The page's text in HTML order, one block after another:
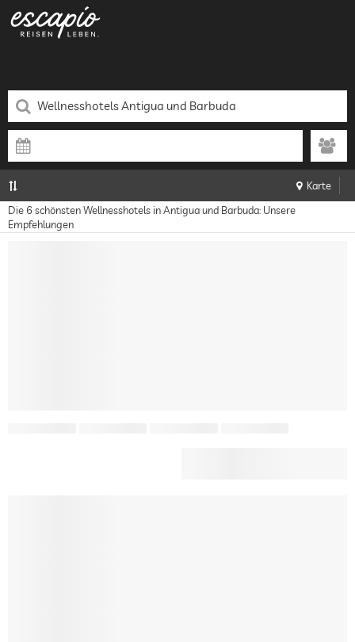
Karte
Die 6 schönsten Wellnesshotels in Antigua und Barbuda: Unsere
Empfehlungen